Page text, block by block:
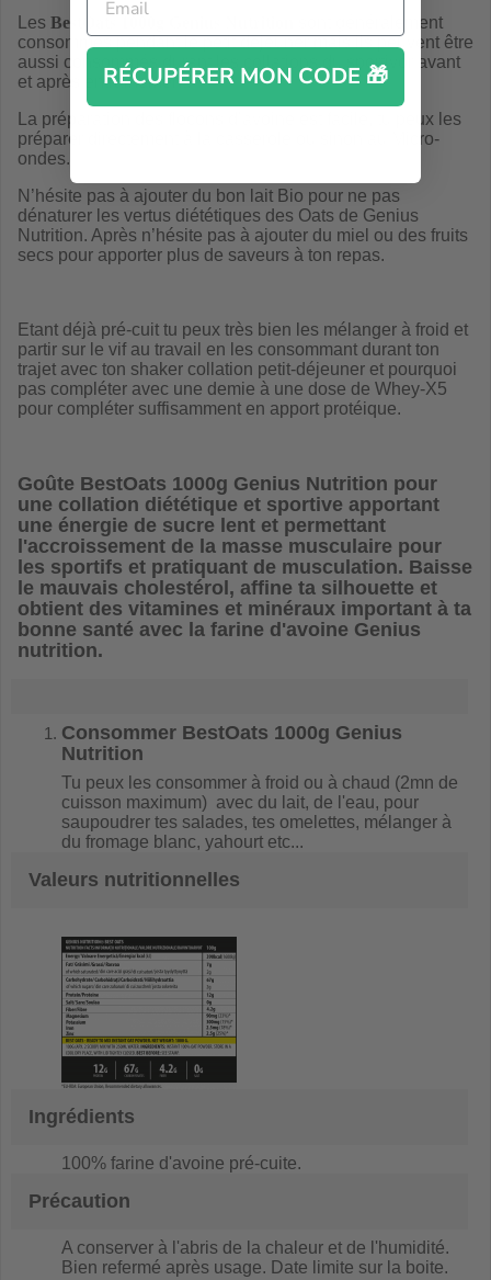
Les BestOats 1000g Genius Nutrition
sont généralement
consommés pendant le petit déjeuner mais ils peuvent être
aussi consommés durant les collations du sportivor avant
et après entrainement.
La préparation des flocons d’avoine est facile, tu peux les
préparer directement à la casserole ou sinon au Micro-
ondes.
N’hésite pas à ajouter du bon lait Bio pour ne pas
dénaturer les vertus diététiques des Oats de Genius
Nutrition. Après n’hésite pas à ajouter du miel ou des fruits
secs pour apporter plus de saveurs à ton repas.
Etant déjà pré-cuit tu peux très bien les mélanger à froid et
partir sur le vif au travail en les consommant durant ton
trajet avec ton shaker collation petit-déjeuner et pourquoi
pas compléter avec une demie à une dose de Whey-X5
pour compléter suffisamment en apport protéique.
Goûte BestOats 1000g Genius Nutrition pour
une collation diététique et sportive apportant
une énergie de sucre lent et permettant
l'accroissement de la masse musculaire pour
les sportifs et pratiquant de musculation. Baisse
le mauvais cholestérol, affine ta silhouette et
obtient des vitamines et minéraux important à ta
bonne santé avec la farine d'avoine Genius
nutrition.
Consommer BestOats 1000g Genius
Nutrition
Tu peux les consommer à froid ou à chaud (2mn de
cuisson maximum) avec du lait, de l'eau, pour
saupoudrer tes salades, tes omelettes, mélanger à
du fromage blanc, yahourt etc...
Valeurs nutritionnelles
Ingrédients
100% farine d'avoine pré-cuite.
Précaution
A conserver à l'abris de la chaleur et de l'humidité.
Bien refermé après usage. Date limite sur la boite.
RÉCUPÉRER MON CODE 🎁